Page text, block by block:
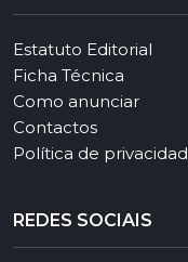
Estatuto Editorial
Ficha Técnica
Como anunciar
Contactos
Política de
REDES SOCIAIS